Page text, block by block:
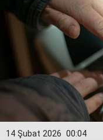
00:04
14 Şubat 2026